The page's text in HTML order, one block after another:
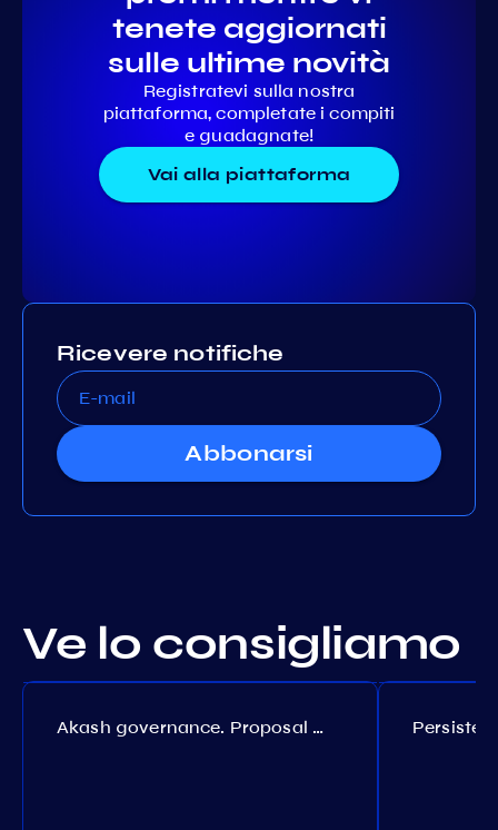
tenete aggiornati
sulle ultime novità
Registratevi sulla nostra
piattaforma, completate i compiti
e guadagnate!
Vai alla piattaforma
Ricevere notifiche
Abbonarsi
Ve lo consigliamo
Akash governance. Proposal №308